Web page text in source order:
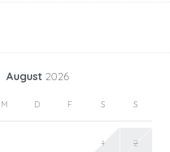
August 2026
M D F S S
1 2